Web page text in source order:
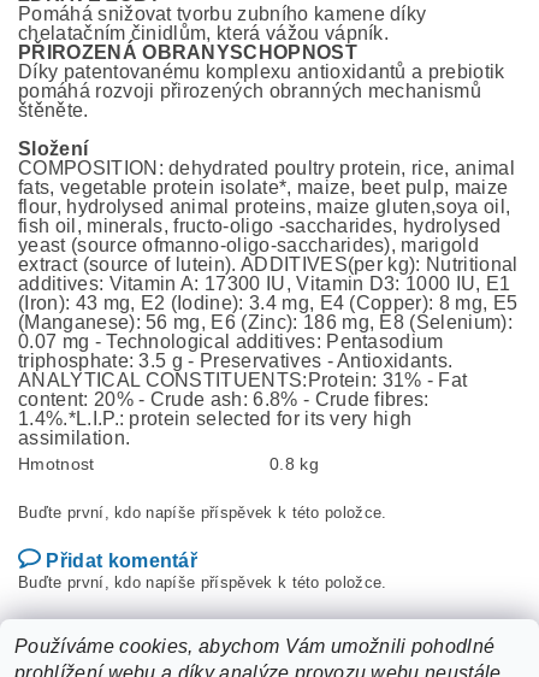
Pomáhá snižovat tvorbu zubního kamene díky
chelatačním činidlům, která vážou vápník.
PŘIROZENÁ OBRANYSCHOPNOST
Díky patentovanému komplexu antioxidantů a prebiotik
pomáhá rozvoji přirozených obranných mechanismů
štěněte.
Složení
COMPOSITION: dehydrated poultry protein, rice, animal
fats, vegetable protein isolate*, maize, beet pulp, maize
flour, hydrolysed animal proteins, maize gluten,soya oil,
fish oil, minerals, fructo-oligo -saccharides, hydrolysed
yeast (source ofmanno-oligo-saccharides), marigold
extract (source of lutein). ADDITIVES(per kg): Nutritional
additives: Vitamin A: 17300 IU, Vitamin D3: 1000 IU, E1
(Iron): 43 mg, E2 (Iodine): 3.4 mg, E4 (Copper): 8 mg, E5
(Manganese): 56 mg, E6 (Zinc): 186 mg, E8 (Selenium):
0.07 mg - Technological additives: Pentasodium
triphosphate: 3.5 g - Preservatives - Antioxidants.
ANALYTICAL CONSTITUENTS:Protein: 31% - Fat
content: 20% - Crude ash: 6.8% - Crude fibres:
1.4%.*L.I.P.: protein selected for its very high
assimilation.
Hmotnost 0.8 kg
Buďte první, kdo napíše příspěvek k této položce.
Přidat komentář
Buďte první, kdo napíše příspěvek k této položce.
Používáme cookies, abychom Vám umožnili pohodlné
prohlížení webu a díky analýze provozu webu neustále